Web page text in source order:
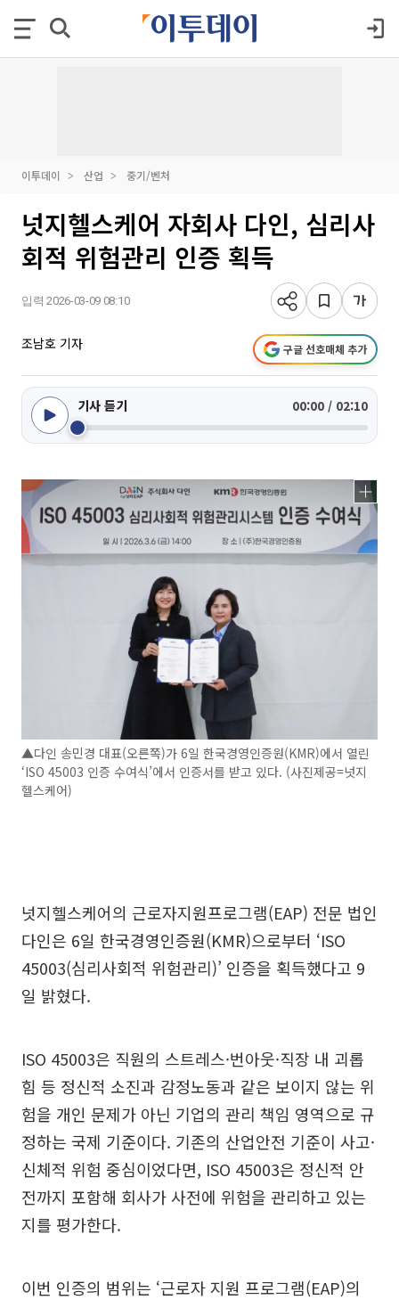
이투데이 산업 중기/벤처
넛지헬스케어 자회사 다인, 심리사
회적 위험관리 인증 획득
입력 2026-03-09 08:10
조남호 기자 구글 선호매체 추가
기사 듣기 00:00 / 02:10
▲다인 송민경 대표(오른쪽)가 6일 한국경영인증원(KMR)에서 열린
‘ISO 45003 인증 수여식’에서 인증서를 받고 있다. (사진제공=넛지
헬스케어)
넛지헬스케어의 근로자지원프로그램(EAP) 전문 법인
다인은 6일 한국경영인증원(KMR)으로부터 ‘ISO
45003(심리사회적 위험관리)’ 인증을 획득했다고 9
일 밝혔다.
ISO 45003은 직원의 스트레스·번아웃·직장 내 괴롭
힘 등 정신적 소진과 감정노동과 같은 보이지 않는 위
험을 개인 문제가 아닌 기업의 관리 책임 영역으로 규
정하는 국제 기준이다. 기존의 산업안전 기준이 사고·
신체적 위험 중심이었다면, ISO 45003은 정신적 안
전까지 포함해 회사가 사전에 위험을 관리하고 있는
지를 평가한다.
이번 인증의 범위는 ‘근로자 지원 프로그램(EAP)의